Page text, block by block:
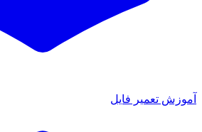
آموزش تعمیر فایل